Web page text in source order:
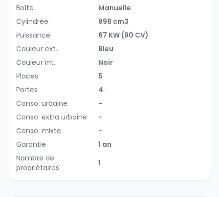
Boîte
Manuelle
Cylindrée
998 cm3
Puissance
67 KW (90 CV)
Couleur ext.
Bleu
Couleur int.
Noir
Places
5
Portes
4
Conso. urbaine
-
Conso. extra urbaine
-
Conso. mixte
-
Garantie
1 an
Nombre de
propriétaires
1